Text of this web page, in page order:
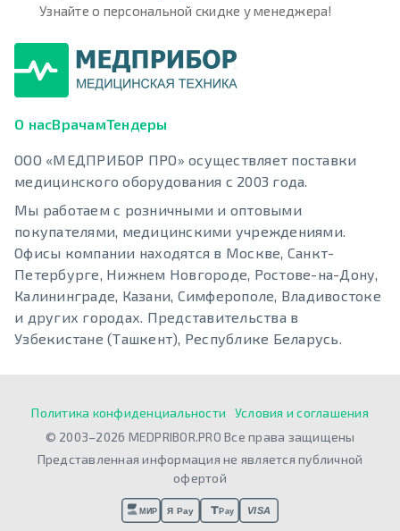
Узнайте о персональной скидке у менеджера!
О насВрачамТендеры
ООО «МЕДПРИБОР ПРО» осуществляет поставки
медицинского оборудования с 2003 года.
Мы работаем с розничными и оптовыми
покупателями, медицинскими учреждениями.
Офисы компании находятся в Москве, Санкт-
Петербурге, Нижнем Новгороде, Ростове-на-Дону,
Калининграде, Казани, Симферополе, Владивостоке
и других городах. Представительства в
Узбекистане (Ташкент), Республике Беларусь.
Политика конфиденциальности
Условия и соглашения
© 2003–2026 MEDPRIBOR.PRO Все права защищены
Представленная информация не является публичной
офертой
МИР Я Pay Pay VISA